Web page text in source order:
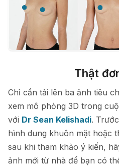
Thật
Chỉ cần tải lên ba ảnh tiêu
xem mô phỏng 3D trong
với Dr Sean Kelishadi.
hình dung khuôn mặt hoặc
sau khi tham khảo ý kiến,
ảnh mới từ nhà để bạn có